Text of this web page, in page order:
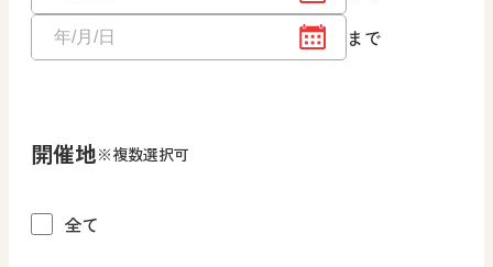
まで
開催地※複数選択可
全て